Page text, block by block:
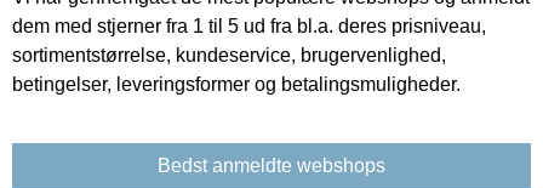
dem med stjerner fra 1 til 5 ud fra bl.a. deres prisniveau,
sortimentstørrelse, kundeservice, brugervenlighed,
betingelser, leveringsformer og betalingsmuligheder.
Bedst anmeldte webshops